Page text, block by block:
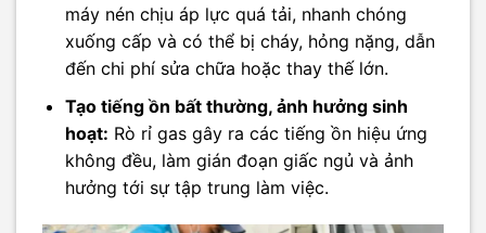
máy nén chịu áp lực quá tải, nhanh chóng
xuống cấp và có thể bị cháy, hỏng nặng, dẫn
đến chi phí sửa chữa hoặc thay thế lớn.
Tạo tiếng ồn bất thường, ảnh hưởng sinh
hoạt: Rò rỉ gas gây ra các tiếng ồn hiệu ứng
không đều, làm gián đoạn giấc ngủ và ảnh
hưởng tới sự tập trung làm việc.